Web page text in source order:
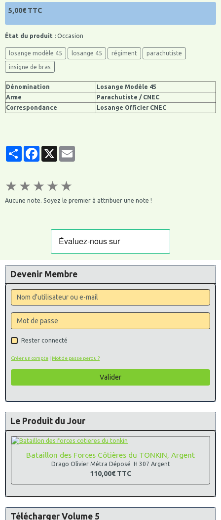
5,00€ TTC
État du produit : Occasion
losange modèle 45 losange 45 régiment parachutiste
insigne de bras
Dénomination
Losange Modèle 45
Arme
Parachutiste / CNEC
Correspondance
Losange Officier CNEC
PartagerFacebook
X
★ ★ ★ ★ ★
Aucune note. Soyez le premier à attribuer une note !
Devenir Membre
Rester connecté
Créer un compte | Mot de passe perdu ?
Valider
Le Produit du Jour
Bataillon des Forces Côtières du TONKIN, Argent
Drago Olivier Métra Déposé H 307 Argent
110,00€ TTC
Télécharger Volume 5